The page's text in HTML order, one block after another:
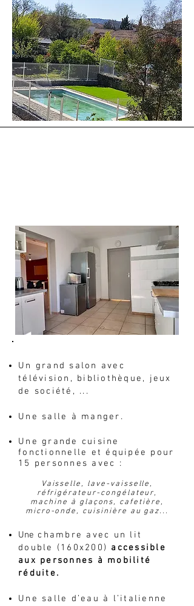
Un grand salon avec
télévision, bibliothèque, jeux
de société, ...
Une salle à manger.
Une grande cuisine
fonctionnelle et équipée pour
15 personnes avec :
Vaisselle, lave-vaisselle,
réfrigérateur-congélateur,
machine à glaçons, cafetière,
micro-onde, cuisinière au gaz...
Une chambre avec un lit
double (160x200) accessible
aux personnes à mobilité
réduite.
Une salle d’eau à l’italienne